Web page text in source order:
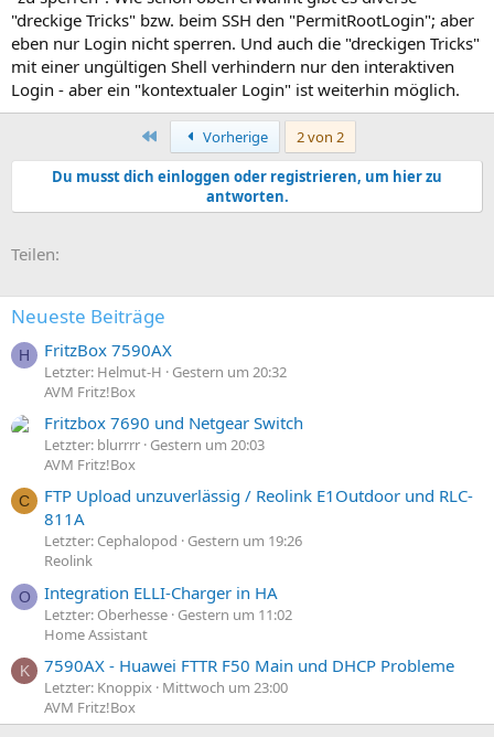
"dreckige Tricks" bzw. beim SSH den "PermitRootLogin"; aber
eben nur Login nicht sperren. Und auch die "dreckigen Tricks"
mit einer ungültigen Shell verhindern nur den interaktiven
Login - aber ein "kontextualer Login" ist weiterhin möglich.
Erste Vorherige
2 von 2
Du musst dich einloggen oder registrieren, um hier zu
antworten.
Teilen:
Neueste Beiträge
H FritzBox 7590AX
Letzter: Helmut-H
Gestern um 20:32
AVM Fritz!Box
Fritzbox 7690 und Netgear Switch
Letzter: blurrrr Gestern um 20:03
AVM Fritz!Box
C
FTP Upload unzuverlässig / Reolink E1Outdoor und RLC-
811A
Letzter: Cephalopod
Gestern um 19:26
Reolink
O Integration ELLI-Charger in HA
Letzter: Oberhesse Gestern um 11:02
Home Assistant
K 7590AX - Huawei FTTR F50 Main und DHCP Probleme
Letzter: Knoppix Mittwoch um 23:00
AVM Fritz!Box